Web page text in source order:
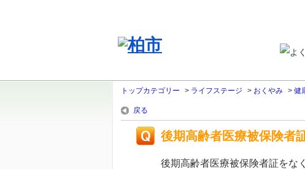
トップカテゴリー > ライフステージ > おくやみ > 健
戻る
後期高齢者医療被保険者
後期高齢者医療被保険者証をな